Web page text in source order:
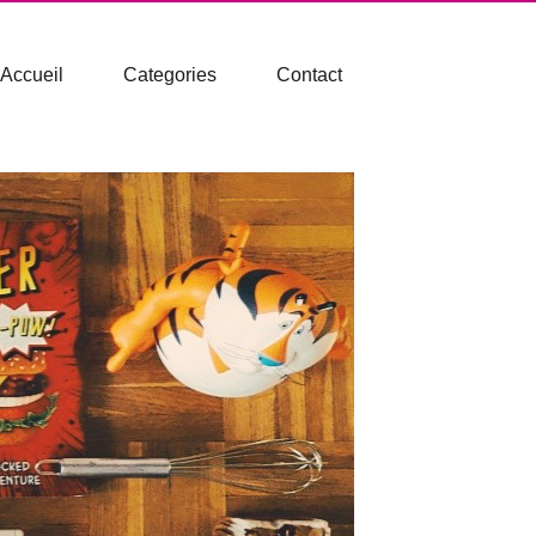
Accueil Categories Contact